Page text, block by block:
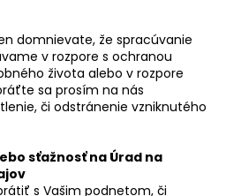
domnievate, že spracúvanie
v rozpore s ochranou
života alebo v rozpore
sa prosím na nás
či odstránenie vzniknutého
sťažnosť na Úrad na
s Vašim podnetom, či